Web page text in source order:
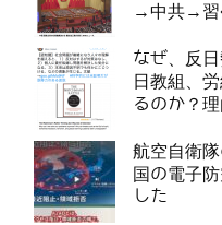
→中共→習
なぜ、反
日教組、
るのか？
航空自衛
国の電子
した